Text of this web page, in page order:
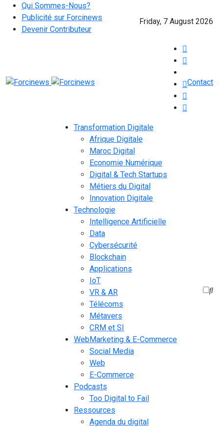
Qui Sommes-Nous?
Publicité sur Forcinews
Devenir Contributeur
Friday, 7 August 2026
Contact
Transformation Digitale
Afrique Digitale
Maroc Digital
Economie Numérique
Digital & Tech Startups
Métiers du Digital
Innovation Digitale
Technologie
Intelligence Artificielle
Data
Cybersécurité
Blockchain
Applications
IoT
VR & AR
Télécoms
Métavers
CRM et SI
WebMarketing & E-Commerce
Social Media
Web
E-Commerce
Podcasts
Too Digital to Fail
Ressources
Agenda du digital